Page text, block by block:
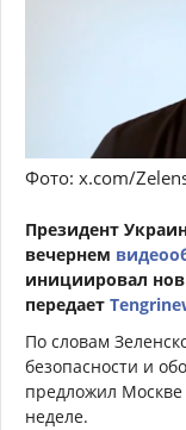
Фото: x.com/
Президент
вечернем
инициировал
передает
По словам
безопасности и
предложил
неделе.